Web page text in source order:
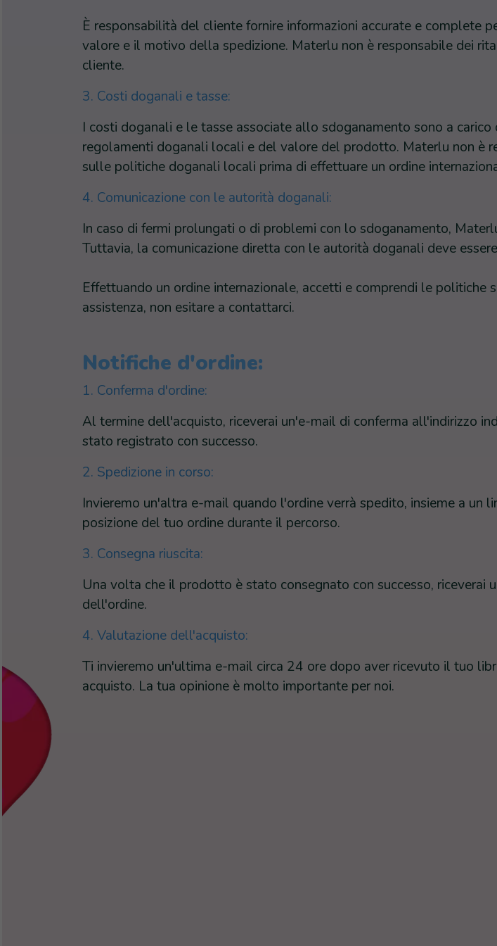
È responsabilità del cliente fornire informazioni accurate e complete
valore e il motivo della spedizione. Materlu non è responsabile dei
cliente.
3. Costi doganali e tasse:
I costi doganali e le tasse associate allo sdoganamento sono a
regolamenti doganali locali e del valore del prodotto. Materlu non è
sulle politiche doganali locali prima di effettuare un ordine
4. Comunicazione con le autorità doganali:
In caso di fermi prolungati o di problemi con lo sdoganamento,
Tuttavia, la comunicazione diretta con le autorità doganali deve
Effettuando un ordine internazionale, accetti e comprendi le politiche
assistenza, non esitare a contattarci.
Notifiche d'ordine:
1. Conferma d'ordine:
Al termine dell'acquisto, riceverai un'e-mail di conferma all'indirizzo
stato registrato con successo.
2. Spedizione in corso:
Invieremo un'altra e-mail quando l'ordine verrà spedito, insieme a
posizione del tuo ordine durante il percorso.
3. Consegna riuscita:
Una volta che il prodotto è stato consegnato con successo, riceverai
dell'ordine.
4. Valutazione dell'acquisto:
Ti invieremo un'ultima e-mail circa 24 ore dopo aver ricevuto il tuo
acquisto. La tua opinione è molto importante per noi.